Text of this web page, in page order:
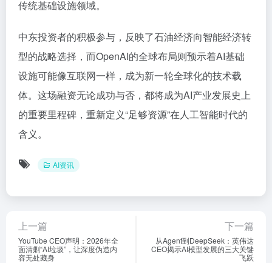
传统基础设施领域。
中东投资者的积极参与，反映了石油经济向智能经济转
型的战略选择，而OpenAI的全球布局则预示着AI基础
设施可能像互联网一样，成为新一轮全球化的技术载
体。这场融资无论成功与否，都将成为AI产业发展史上
的重要里程碑，重新定义“足够资源”在人工智能时代的
含义。
AI资讯
上一篇
YouTube CEO声明：2026年全
面清剿“AI垃圾”，让深度伪造内
容无处藏身
下一篇
从Agent到DeepSeek：英伟达
CEO揭示AI模型发展的三大关键
飞跃